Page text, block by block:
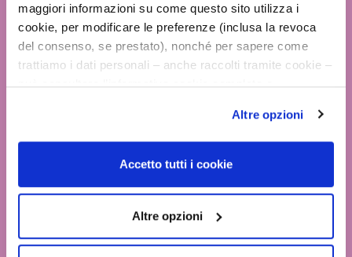
maggiori informazioni su come questo sito utilizza i
cookie, per modificare le preferenze (inclusa la revoca
del consenso, se prestato), nonché per sapere come
trattiamo i dati personali – anche raccolti tramite cookie –
può consultare l’informativa cookie completa e
qualora clicchi su “Utilizza solo i cookie necessari”, non
sarà installato alcun cookie o altro strumento di
tracciamento diverso da quelli tecnici. Cliccando su
all’installazione di tutti i cookie utilizzati dal sito.
Cliccando su "Altre opzioni", potrà scegliere, in modo più
granulare, quali cookie autorizzare.
Altre opzioni
Accetto tutti i cookie
Altre opzioni
Intimo deo con pH 5, rispetta la
normale fisiologia delle mucose
genitali esterne e delle aree cutanee
circostanti.
OCCASIONI D’USO
Adatto all’uso quotidiano, dopo la
detersione e/o al bisogno.